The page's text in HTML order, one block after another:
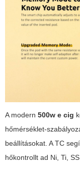
A modern 500w e cig
hőmérséklet-
beállításokat. A TC
hőkontrollt ad Ni, Ti,